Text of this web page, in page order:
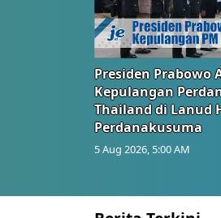
Presiden Prabowo
Kepulangan
Thailand di Lanud
Perdanakusuma
5 Aug 2026, 5:00 AM